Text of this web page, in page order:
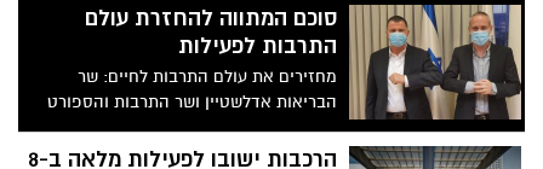
סוכם המתווה להחזרת עולם
התרבות לפעילות
מחזירים את עולם התרבות לחיים: שר
הבריאות אדלשטיין ושר התרבות והספורט
טרופר סיכמו הערב על מתווה להחזרת עולם
התרבות לחיים
הרכבות ישובו לפעילות מלאה ב-8